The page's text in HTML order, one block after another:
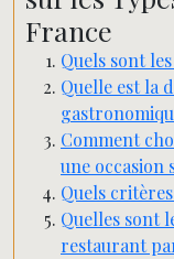
France
Quels sont
Quelle est la
Comment
une occasion
Quels
Quelles sont
restaurant